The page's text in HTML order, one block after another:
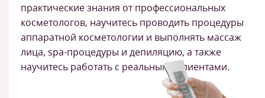
практические знания от профессиональных
косметологов, научитесь проводить процедуры
аппаратной косметологии и выполнять массаж
лица, spa-процедуры и депиляцию, а также
научитесь работать с реальными клиентами.